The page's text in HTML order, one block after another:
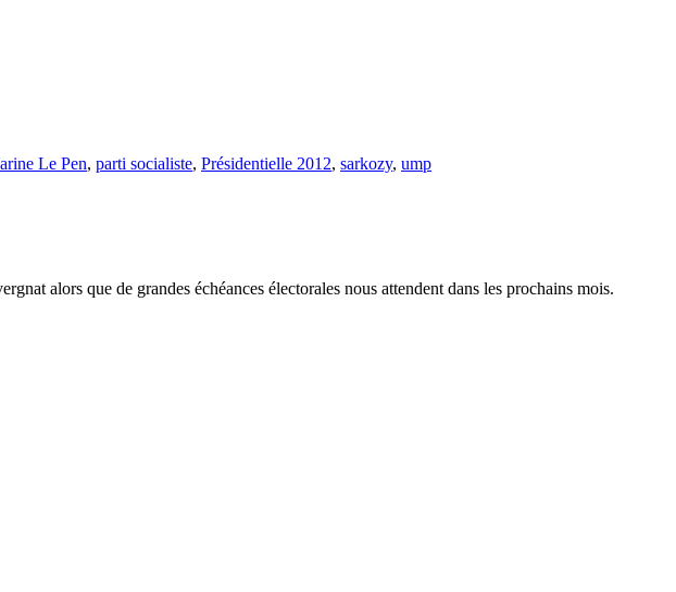
Le Pen, parti socialiste, Présidentielle 2012, sarkozy, ump
alors que de grandes échéances électorales nous attendent dans les prochains mois.